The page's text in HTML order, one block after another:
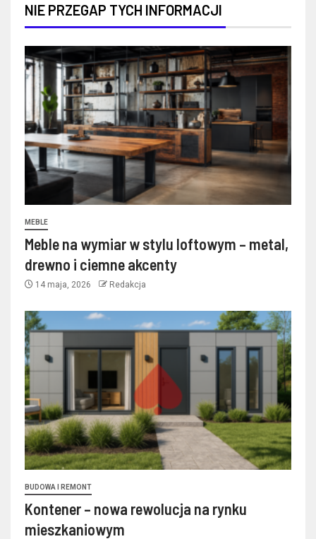
NIE PRZEGAP TYCH INFORMACJI
MEBLE
Meble na wymiar w stylu loftowym – metal,
drewno i ciemne akcenty
14 maja, 2026 Redakcja
BUDOWA I REMONT
Kontener – nowa rewolucja na rynku
mieszkaniowym